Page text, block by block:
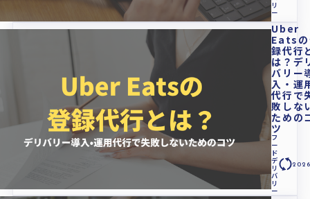
リ
ー
Uber
Eats
録代行
は？デ
バリー
入・運
代行で
敗しな
ための
ツ
フ
ー
ド
デ
リ
バ
リ
ー